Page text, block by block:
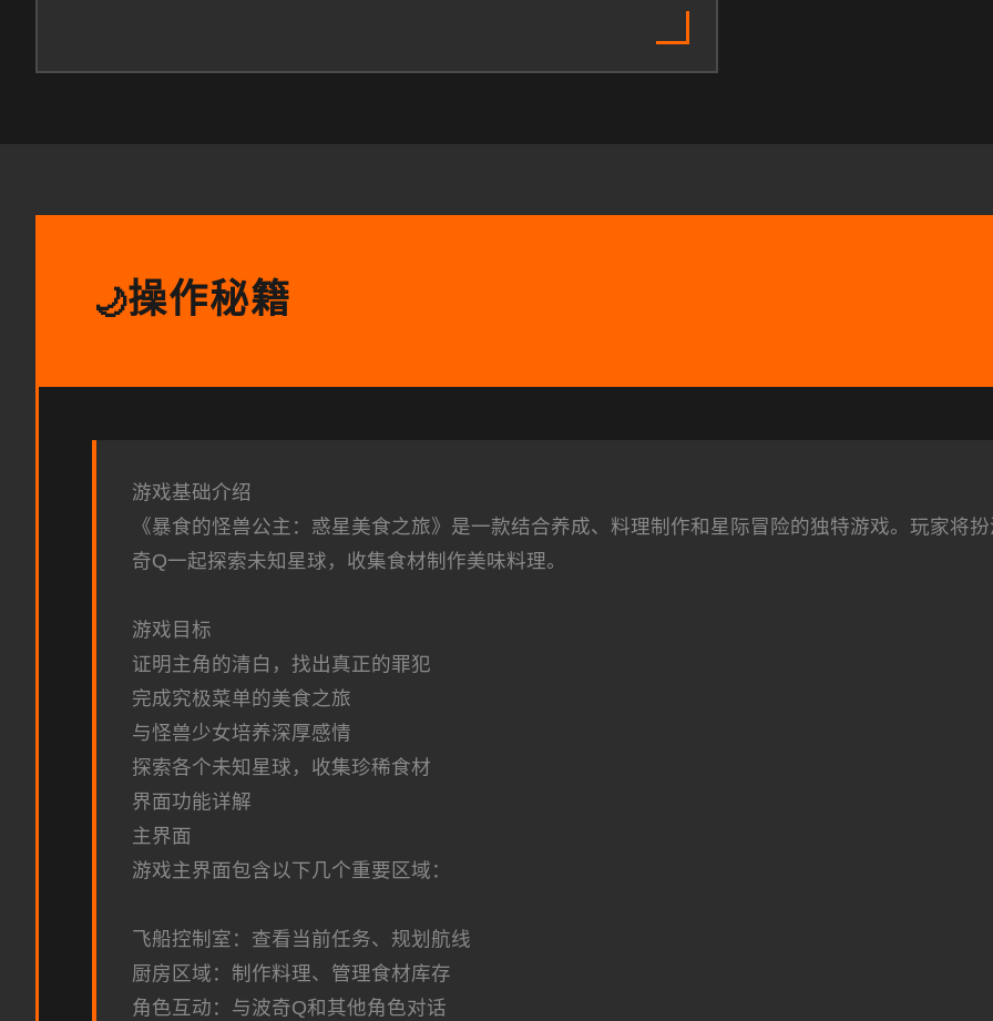
🌙操作秘籍
游戏基础介绍
《暴食的怪兽公主：惑星美食之旅》是一款结合养成、料理制作和星际冒险的独特游戏。玩家将
奇Q一起探索未知星球，收集食材制作美味料理。
游戏目标
证明主角的清白，找出真正的罪犯
完成究极菜单的美食之旅
与怪兽少女培养深厚感情
探索各个未知星球，收集珍稀食材
界面功能详解
主界面
游戏主界面包含以下几个重要区域：
飞船控制室：查看当前任务、规划航线
厨房区域：制作料理、管理食材库存
角色互动：与波奇Q和其他角色对话